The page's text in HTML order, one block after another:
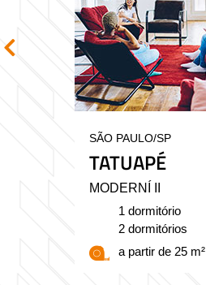
SÃO PAULO/SP
TATUAPÉ
MODERNÍ II
1 dormitório
2 dormitórios
a partir de 25 m²